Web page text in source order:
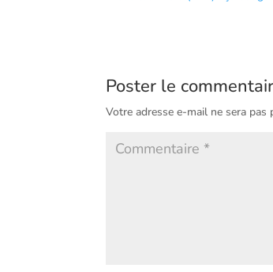
Poster le
Votre adresse e-mail ne sera pas